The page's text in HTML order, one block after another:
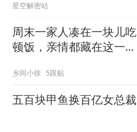
星空解密站
周末一家人凑在一块儿吃
顿饭，亲情都藏在这一饭
乡间小徐 5跟贴
五百块甲鱼换百亿女总裁